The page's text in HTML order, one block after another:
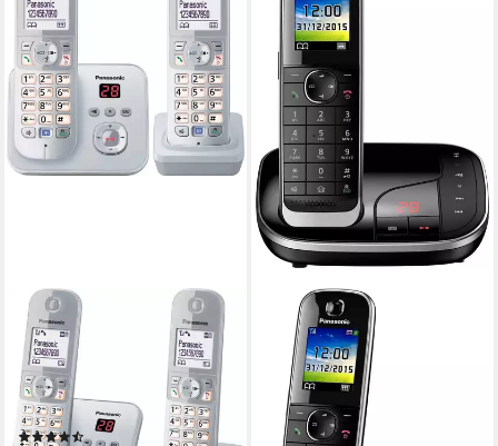
PANASONIC
KX-TG6822G Schnurloses
DECT-Telefon (Mobilteile: 2,
mit Anrufbeantworter,
Nachtmodis, Freisprechen)
(1291)